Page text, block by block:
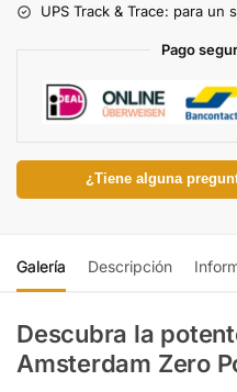
UPS Track & Trace: para
Pago
¿Tiene alguna
Galería Descripción
Descubra la
Amsterdam Zero